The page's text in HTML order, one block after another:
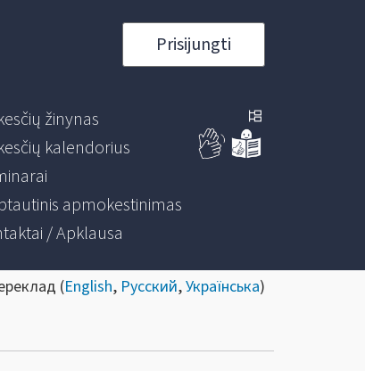
Prisijungti
žinynas
kalendorius
apmokestinimas
/ Apklausa
(English, Русский,Українська)